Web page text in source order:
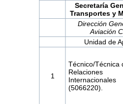
Secretaría
Transportes y
Dirección
Aviación
Unidad de
1
Técnico/Técnica
Relaciones
Internacionales
(5066220).